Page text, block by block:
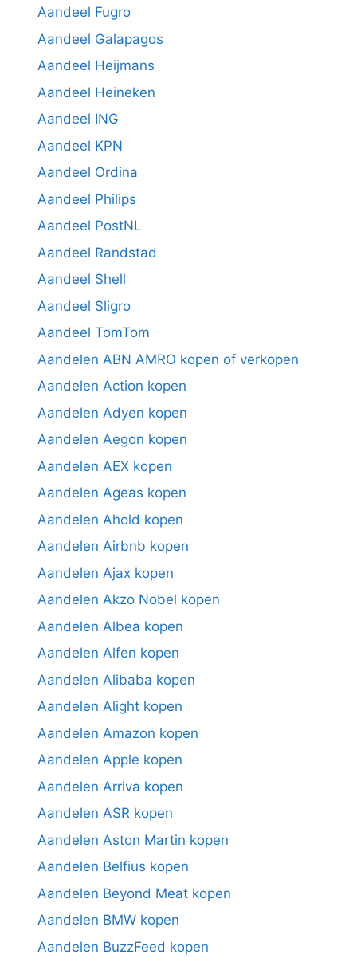
Aandeel Fugro
Aandeel Galapagos
Aandeel Heijmans
Aandeel Heineken
Aandeel ING
Aandeel KPN
Aandeel Ordina
Aandeel Philips
Aandeel PostNL
Aandeel Randstad
Aandeel Shell
Aandeel Sligro
Aandeel TomTom
Aandelen ABN AMRO kopen of verkopen
Aandelen Action kopen
Aandelen Adyen kopen
Aandelen Aegon kopen
Aandelen AEX kopen
Aandelen Ageas kopen
Aandelen Ahold kopen
Aandelen Airbnb kopen
Aandelen Ajax kopen
Aandelen Akzo Nobel kopen
Aandelen Albea kopen
Aandelen Alfen kopen
Aandelen Alibaba kopen
Aandelen Alight kopen
Aandelen Amazon kopen
Aandelen Apple kopen
Aandelen Arriva kopen
Aandelen ASR kopen
Aandelen Aston Martin kopen
Aandelen Belfius kopen
Aandelen Beyond Meat kopen
Aandelen BMW kopen
Aandelen BuzzFeed kopen